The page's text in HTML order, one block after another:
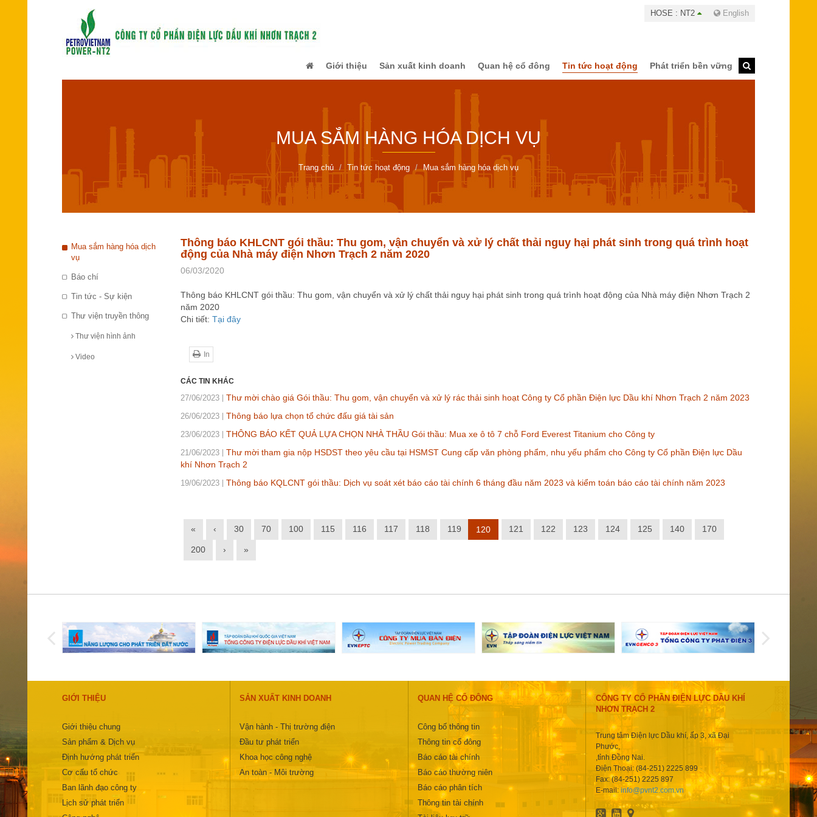
HOSE : NT2 English
Giới thiệu Sản xuất kinh doanh Quan hệ cổ đông Tin tức hoạt động Phát triển bền vững
MUA SẮM HÀNG HÓA DỊCH VỤ
Trang chủ Tin tức hoạt động Mua sắm hàng hóa dịch vụ
Mua sắm hàng hóa dịch
vụ
Báo chí
Tin tức - Sự kiện
Thư viện truyền thông
Thư viện hình ảnh
Video
Thông báo KHLCNT gói thầu: Thu gom, vận chuyển và xử lý chất thải nguy hại phát sinh trong quá trình hoạt
động của Nhà máy điện Nhơn Trạch 2 năm 2020
06/03/2020
Thông báo KHLCNT gói thầu: Thu gom, vận chuyển và xử lý chất thải nguy hại phát sinh trong quá trình hoạt động của Nhà máy điện Nhơn Trạch 2
năm 2020
Chi tiết: Tại đây
In
CÁC TIN KHÁC
27/06/2023 Thư mời chào giá Gói thầu: Thu gom, vận chuyển và xử lý rác thải sinh hoạt Công ty Cổ phần Điện lực Dầu khí Nhơn Trạch 2 năm 2023
26/06/2023 Thông báo lựa chọn tổ chức đấu giá tài sản
23/06/2023 THÔNG BÁO KẾT QUẢ LỰA CHỌN NHÀ THẦU Gói thầu: Mua xe ô tô 7 chỗ Ford Everest Titanium cho Công ty
21/06/2023
Thư mời tham gia nộp HSDST theo yêu cầu tại HSMST Cung cấp văn phòng phẩm, nhu yếu phẩm cho Công ty Cổ phần Điện lực Dầu
khí Nhơn Trạch 2
19/06/2023 Thông báo KQLCNT gói thầu: Dịch vụ soát xét báo cáo tài chính 6 tháng đầu năm 2023 và kiểm toán báo cáo tài chính năm 2023
« ‹ 30 70 100 115 116 117 118 119 120 121 122 123 124 125 140 170
200 › »
GIỚI THIỆU
Giới thiệu chung
Sản phẩm & Dịch vụ
Định hướng phát triển
Cơ cấu tổ chức
Ban lãnh đạo công ty
Lịch sử phát triển
SẢN XUẤT KINH DOANH
Vận hành - Thị trường điện
Đầu tư phát triển
Khoa học công nghệ
An toàn - Môi trường
QUAN HỆ CỔ ĐÔNG
Công bố thông tin
Thông tin cổ đông
Báo cáo tài chính
Báo cáo thường niên
Báo cáo phân tích
Thông tin tài chính
CÔNG TY CỔ PHẦN ĐIỆN LỰC DẦU KHÍ
NHƠN TRẠCH 2
Trung tâm Điện lực Dầu khí, ấp 3, xã Đại
Phước,
,tỉnh Đồng Nai.
Điện Thoại: (84-251) 2225 899
Fax: (84-251) 2225 897
E-mail: info@pvnt2.com.vn